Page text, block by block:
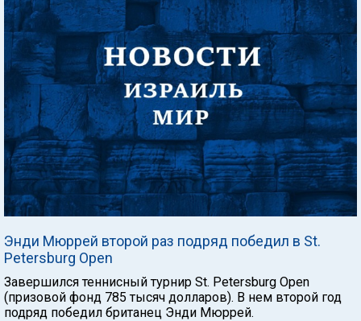
Энди Мюррей второй раз подряд победил в St.
Petersburg Open
Завершился теннисный турнир St. Petersburg Open
(призовой фонд 785 тысяч долларов). В нем второй год
подряд победил британец Энди Мюррей.